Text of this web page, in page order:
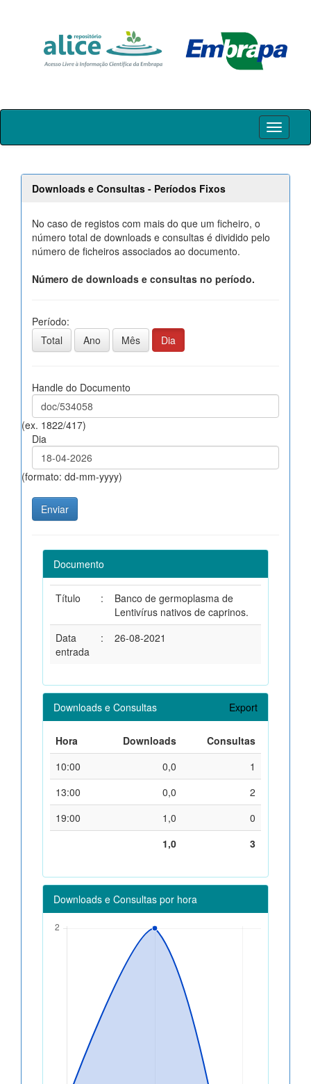
Skip
Downloads e Consultas - Períodos Fixos
No caso de registos com mais do que um ficheiro, o
número total de downloads e consultas é dividido pelo
número de ficheiros associados ao documento.
Número de downloads e consultas no período.
Período:
Total
Ano Mês Dia
Handle do Documento
(ex. 1822/417)
Dia
(formato: dd-mm-yyyy)
Documento
Título :
Banco de germoplasma de
Lentivírus nativos de caprinos.
Data
entrada
: 26-08-2021
Downloads e Consultas Export
Hora Downloads
Consultas
10:00
0,0
1
13:00
0,0
2
19:00
1,0
0
1,0
3
Downloads e Consultas por hora